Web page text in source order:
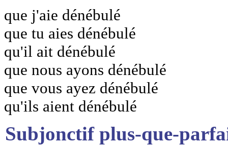
que j'aie dénébulé
que tu aies dénébulé
qu'il ait dénébulé
que nous ayons dénébulé
que vous ayez dénébulé
qu'ils aient dénébulé
Subjonctif plus-que-